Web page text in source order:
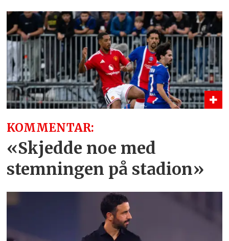
KOMMENTAR:
«Skjedde noe med
stemningen på stadion»